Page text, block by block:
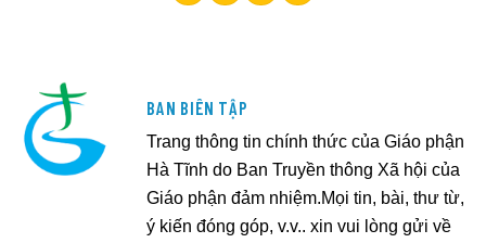
BAN BIÊN TẬP
Trang thông tin chính thức của Giáo phận
Hà Tĩnh do Ban Truyền thông Xã hội của
Giáo phận đảm nhiệm.Mọi tin, bài, thư từ,
ý kiến đóng góp, v.v.. xin vui lòng gửi về